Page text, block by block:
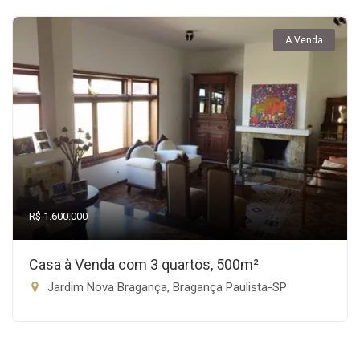
À Venda
R$ 1.600.000
Casa à Venda com 3 quartos, 500m²
Jardim Nova Bragança, Bragança Paulista-SP